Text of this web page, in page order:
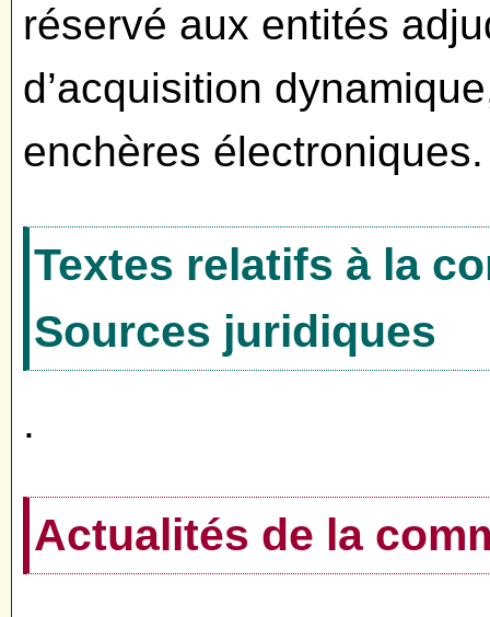
réservé aux entités
d’acquisition
enchères électroniques.
Textes relatifs à la
Sources juridiques
.
Actualités de la